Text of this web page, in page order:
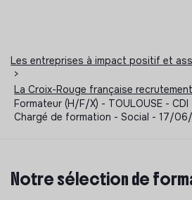
Les entreprises à impact positif et
>
La Croix-Rouge française recrutement
Formateur (H/F/X) - TOULOUSE -
Chargé de formation - Social - 17/
Notre sélection de